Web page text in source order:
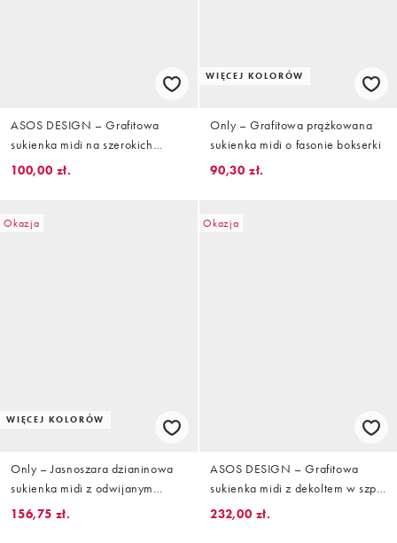
ASOS DESIGN – Grafitowa
sukienka midi na szerokich
ramiączkach
100,00 zł.
WIĘCEJ KOLORÓW
Only – Grafitowa prążkowana
sukienka midi o fasonie bokserki
90,30 zł.
Okazja
WIĘCEJ KOLORÓW
Only – Jasnoszara dzianinowa
sukienka midi z odwijanym
golfem
156,75 zł.
Okazja
ASOS DESIGN – Grafitowa
sukienka midi z dekoltem w szpic
i kopertowym przodem
232,00 zł.